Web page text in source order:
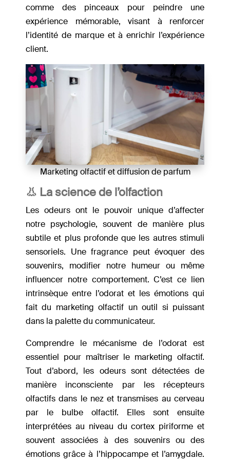
comme des pinceaux pour peindre une
expérience mémorable, visant à renforcer
l’identité de marque et à enrichir l’expérience
client.
Marketing olfactif et diffusion de parfum
👃 La science de l’olfaction
Les odeurs ont le pouvoir unique d’affecter
notre psychologie, souvent de manière plus
subtile et plus profonde que les autres stimuli
sensoriels. Une fragrance peut évoquer des
souvenirs, modifier notre humeur ou même
influencer notre comportement. C’est ce lien
intrinsèque entre l’odorat et les émotions qui
fait du marketing olfactif un outil si puissant
dans la palette du communicateur.
Comprendre le mécanisme de l’odorat est
essentiel pour maîtriser le marketing olfactif.
Tout d’abord, les odeurs sont détectées de
manière inconsciente par les récepteurs
olfactifs dans le nez et transmises au cerveau
par le bulbe olfactif. Elles sont ensuite
interprétées au niveau du cortex piriforme et
souvent associées à des souvenirs ou des
émotions grâce à l’hippocampe et l’amygdale.